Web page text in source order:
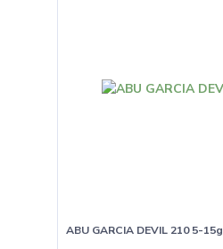
ABU GARCIA DEVIL 210 5-15g